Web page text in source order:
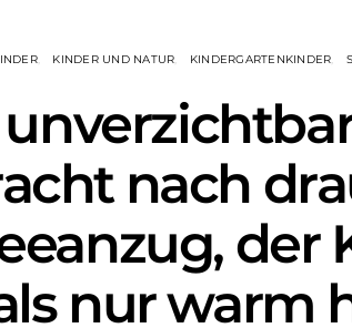
KINDER UND NATUR KINDERGARTENKINDER
nach
der
nur warm